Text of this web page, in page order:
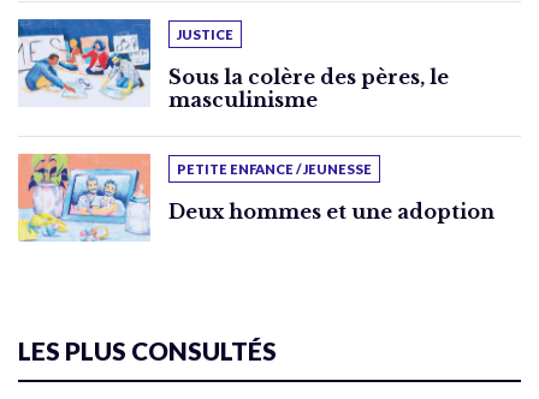
JUSTICE
Sous la colère des pères, le
masculinisme
PETITE ENFANCE / JEUNESSE
Deux hommes et une adoption
LES PLUS CONSULTÉS